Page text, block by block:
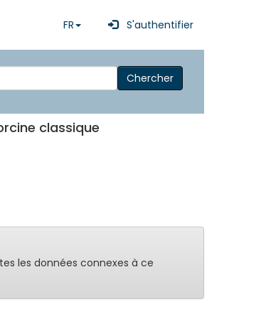
FR S'authentifier
Chercher
classique
les données connexes à ce